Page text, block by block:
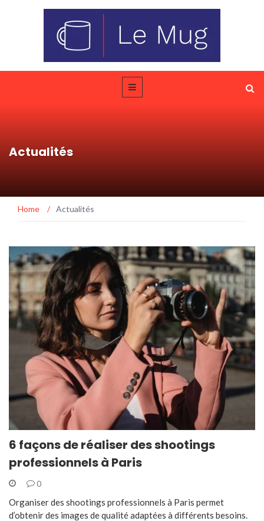
Actualités
Home / Actualités
6 façons de réaliser des shootings
professionnels à Paris
0
Organiser des shootings professionnels à Paris permet
d’obtenir des images de qualité adaptées à différents besoins.